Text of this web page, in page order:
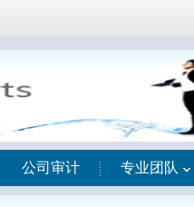
公司审计 专业团队